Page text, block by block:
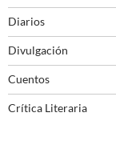
Diarios
Divulgación
Cuentos
Crítica Literaria